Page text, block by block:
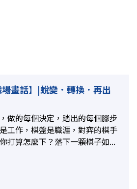
場畫話】|蛻變．轉換．再出
做的每個決定，踏出的每個腳步
工作，棋盤是職涯，對弈的棋手
打算怎麼下？落下一顆棋子如...